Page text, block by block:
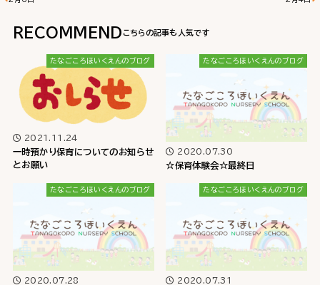
RECOMMEND
たなごころほいくえんのブログ
2021.11.24
一時預かり保育についてのお知らせ
とお願い
たなごころほいくえんのブログ
2020.07.30
☆保育体験会☆最終日
たなごころほいくえんのブログ
2020.07.28
たなごころほいくえんのブログ
2020.07.31